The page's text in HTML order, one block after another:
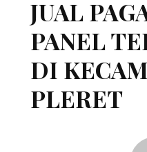
JUAL
PANEL
DI
PLERET